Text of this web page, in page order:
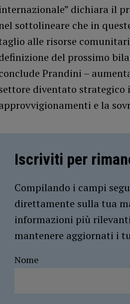
dichiara il
sottolineare che in
alle risorse
del prossimo
Prandini –
diventato
e la
Iscriviti per
Compilando i campi
direttamente sulla tua
informazioni più
mantenere aggiornati i
Nome